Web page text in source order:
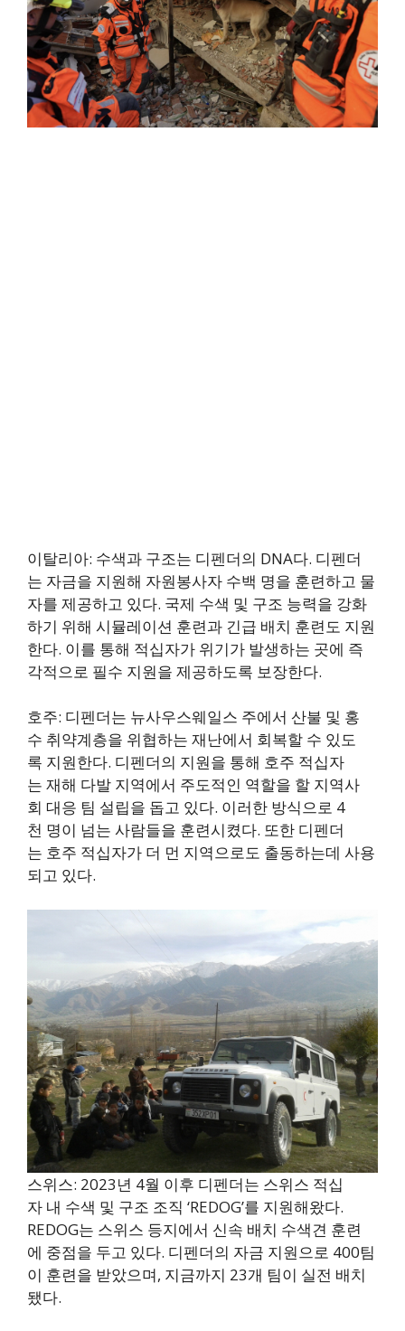
이탈리아: 수색과 구조는 디펜더의 DNA다. 디펜더
는 자금을 지원해 자원봉사자 수백 명을 훈련하고 물
자를 제공하고 있다. 국제 수색 및 구조 능력을 강화
하기 위해 시뮬레이션 훈련과 긴급 배치 훈련도 지원
한다. 이를 통해 적십자가 위기가 발생하는 곳에 즉
각적으로 필수 지원을 제공하도록 보장한다.
호주: 디펜더는 뉴사우스웨일스 주에서 산불 및 홍
수 취약계층을 위협하는 재난에서 회복할 수 있도
록 지원한다. 디펜더의 지원을 통해 호주 적십자
는 재해 다발 지역에서 주도적인 역할을 할 지역사
회 대응 팀 설립을 돕고 있다. 이러한 방식으로 4
천 명이 넘는 사람들을 훈련시켰다. 또한 디펜더
는 호주 적십자가 더 먼 지역으로도 출동하는데 사용
되고 있다.
스위스: 2023년 4월 이후 디펜더는 스위스 적십
자 내 수색 및 구조 조직 ‘REDOG’를 지원해왔다.
REDOG는 스위스 등지에서 신속 배치 수색견 훈련
에 중점을 두고 있다. 디펜더의 자금 지원으로 400팀
이 훈련을 받았으며, 지금까지 23개 팀이 실전 배치
됐다.